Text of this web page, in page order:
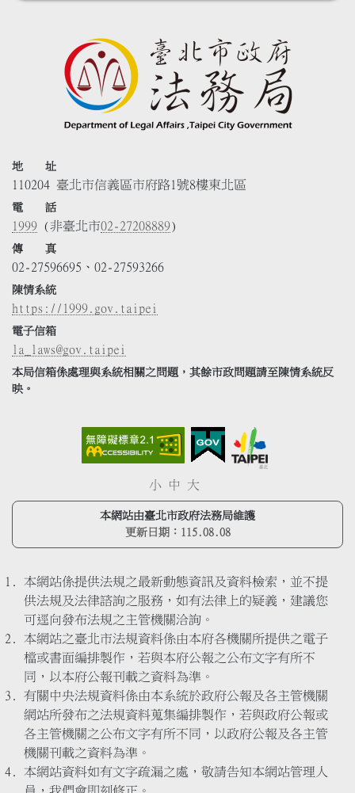
地 址
110204 臺北市信義區市府路1號8樓東北區
電 話
1999 (非臺北市02-27208889)
傳 真
02-27596695、02-27593266
陳情系統
https://1999.gov.taipei
電子信箱
la_laws@gov.taipei
本局信箱係處理與系統相關之問題，其餘市政問題請至陳情系統反
映。
小 中 大
本網站由臺北市政府法務局維護
更新日期： 115.08.08
本網站係提供法規之最新動態資訊及資料檢索，並不提
供法規及法律諮詢之服務，如有法律上的疑義，建議您
可逕向發布法規之主管機關洽詢。
本網站之臺北市法規資料係由本府各機關所提供之電子
檔或書面編排製作，若與本府公報之公布文字有所不
同，以本府公報刊載之資料為準。
有關中央法規資料係由本系統於政府公報及各主管機關
網站所發布之法規資料蒐集編排製作，若與政府公報或
各主管機關之公布文字有所不同，以政府公報及各主管
機關刊載之資料為準。
本網站資料如有文字疏漏之處，敬請告知本網站管理人
員，我們會即刻修正。